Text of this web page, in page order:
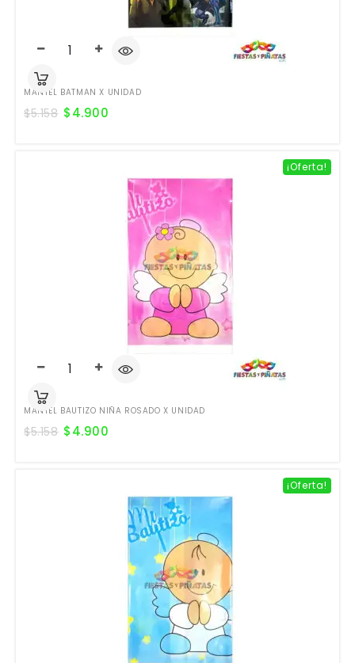
MANTEL BATMAN X UNIDAD
$5.158 $4.900
¡Oferta!
MANTEL BAUTIZO NIÑA ROSADO X UNIDAD
$5.158 $4.900
¡Oferta!